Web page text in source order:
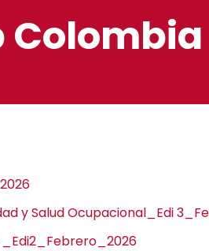
Colombia
y Salud Ocupacional_Edi
_Edi2_Febrero_2026